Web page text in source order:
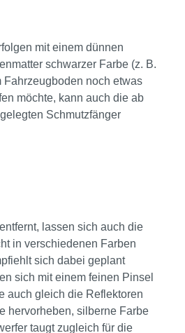
mit einem dünnen
schwarzer Farbe (z. B.
Fahrzeugboden noch etwas
möchte, kann auch die ab
Schmutzfänger
lassen sich auch die
in verschiedenen Farben
sich dabei geplant
sich mit einem feinen Pinsel
auch gleich die Reflektoren
hervorheben, silberne Farbe
taugt zugleich für die